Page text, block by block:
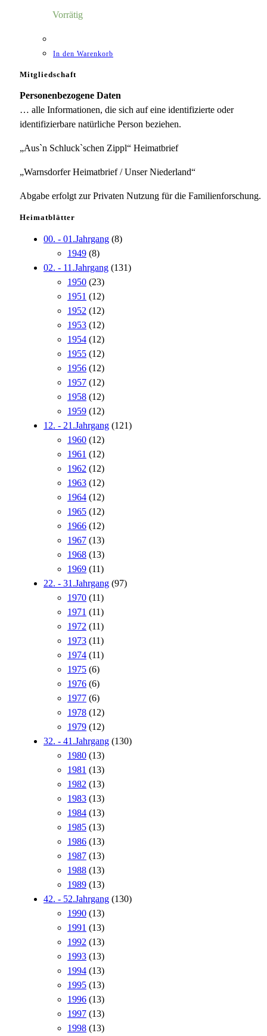
Vorrätig
In den Warenkorb
Mitgliedschaft
Personenbezogene Daten
… alle Informationen, die sich auf eine identifizierte oder
identifizierbare natürliche Person beziehen.
„Aus`n Schluck`schen Zippl“ Heimatbrief
„Warnsdorfer Heimatbrief / Unser Niederland“
Abgabe erfolgt zur Privaten Nutzung für die Familienforschung.
Heimatblätter
00. - 01.Jahrgang (8)
1949 (8)
02. - 11.Jahrgang (131)
1950 (23)
1951 (12)
1952 (12)
1953 (12)
1954 (12)
1955 (12)
1956 (12)
1957 (12)
1958 (12)
1959 (12)
12. - 21.Jahrgang (121)
1960 (12)
1961 (12)
1962 (12)
1963 (12)
1964 (12)
1965 (12)
1966 (12)
1967 (13)
1968 (13)
1969 (11)
22. - 31.Jahrgang (97)
1970 (11)
1971 (11)
1972 (11)
1973 (11)
1974 (11)
1975 (6)
1976 (6)
1977 (6)
1978 (12)
1979 (12)
32. - 41.Jahrgang (130)
1980 (13)
1981 (13)
1982 (13)
1983 (13)
1984 (13)
1985 (13)
1986 (13)
1987 (13)
1988 (13)
1989 (13)
42. - 52.Jahrgang (130)
1990 (13)
1991 (13)
1992 (13)
1993 (13)
1994 (13)
1995 (13)
1996 (13)
1997 (13)
1998 (13)